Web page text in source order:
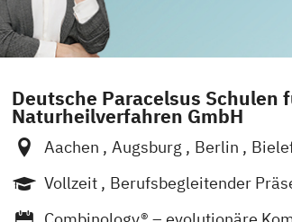
Deutsche Paracelsus Schulen
Naturheilverfahren GmbH
Aachen Augsburg Berlin
Bremen
Chemnitz Dortmund
Essen Frankfurt am Main
Vollzeit
Berufsbegleitender
Fernlehrgang